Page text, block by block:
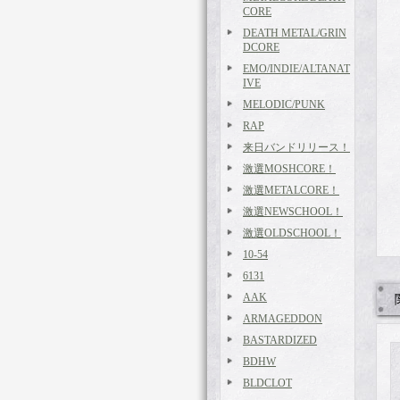
CORE
DEATH METAL/GRIN
DCORE
EMO/INDIE/ALTANAT
IVE
MELODIC/PUNK
RAP
来日バンドリリース！
激選MOSHCORE！
激選METALCORE！
激選NEWSCHOOL！
激選OLDSCHOOL！
10-54
6131
AAK
ARMAGEDDON
BASTARDIZED
BDHW
BLDCLOT